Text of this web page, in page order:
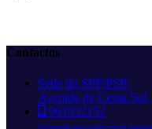
Contactos
Sede do SPP/PSP:
Avenida de Ceuta
961932152
(Chamada para a rede móvel